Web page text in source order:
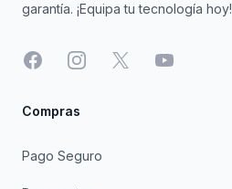
garantía. ¡Equipa tu tecnología hoy!
FacebookInstagram
X YouTube
Compras
Pago Seguro